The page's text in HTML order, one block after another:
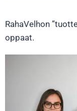
RahaVelhon
oppaat.